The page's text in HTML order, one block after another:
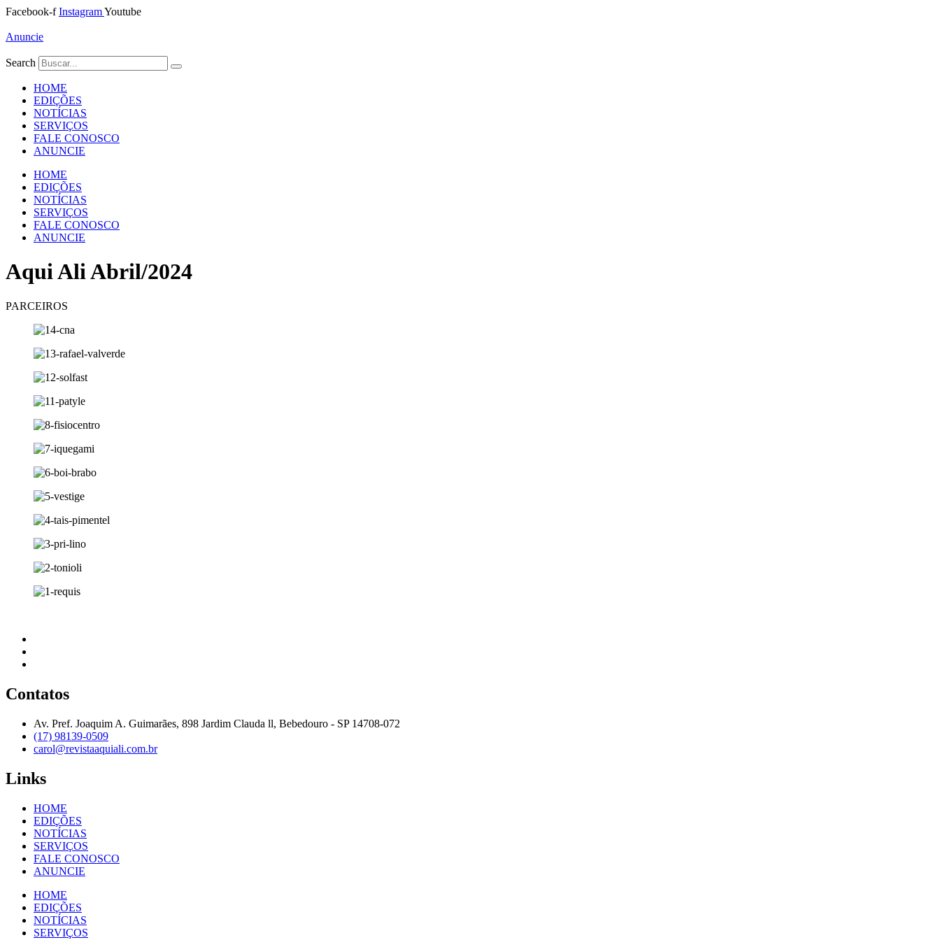
Ir
o
Facebook-f InstagramYoutube
Anuncie
Search
HOME
EDIÇÕES
NOTÍCIAS
SERVIÇOS
FALE CONOSCO
ANUNCIE
HOME
EDIÇÕES
NOTÍCIAS
SERVIÇOS
FALE CONOSCO
ANUNCIE
Aqui Ali Abril/2024
PARCEIROS
Contatos
Av. Pref. Joaquim A. Guimarães, 898 Jardim Clauda ll, Bebedouro - SP 14708-072
(17) 98139-0509
carol@revistaaquiali.com.br
Links
HOME
EDIÇÕES
NOTÍCIAS
SERVIÇOS
FALE CONOSCO
ANUNCIE
HOME
EDIÇÕES
NOTÍCIAS
SERVIÇOS